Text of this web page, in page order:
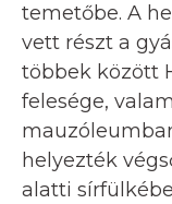
temetőbe. A
vett részt a
többek között
felesége,
helyezték
alatti